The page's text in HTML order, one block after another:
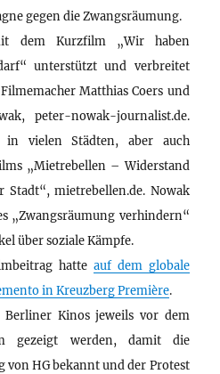
gegen die Zwangsräumung.
dem Kurzfilm „Wir haben
unterstützt und verbreitet
Matthias Coers und
peter-nowak-journalist.de.
in vielen Städten, aber auch
„Mietrebellen – Widerstand
Stadt“, mietrebellen.de. Nowak
„Zwangsräumung verhindern“
über soziale Kämpfe.
hatte auf dem globale
in Kreuzberg Première.
Kinos jeweils vor dem
gezeigt werden, damit die
von HG bekannt und der Protest